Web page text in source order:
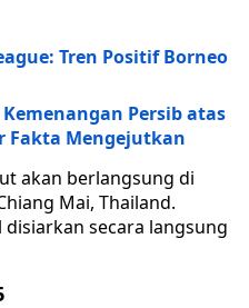
Tren Positif Borneo
Persib atas
Fakta Mengejutkan
akan berlangsung di
Mai, Thailand.
secara langsung